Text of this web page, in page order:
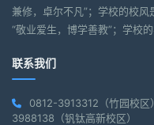
兼修，卓尔不凡”；学校的校
“敬业爱生，博学善教”；学校
联系我们
0812-3913312（竹园校
3988138（钒钛高新校区）